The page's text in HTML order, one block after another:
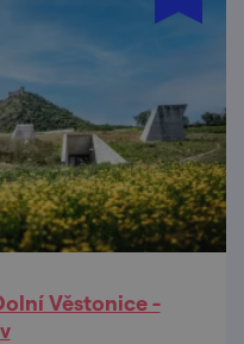
Věstonice -